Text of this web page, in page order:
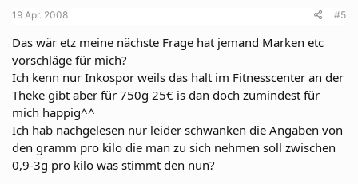
19 Apr. 2008 #5
Das wär etz meine nächste Frage hat jemand Marken etc
vorschläge für mich?
Ich kenn nur Inkospor weils das halt im Fitnesscenter an der
Theke gibt aber für 750g 25€ is dan doch zumindest für
mich happig^^
Ich hab nachgelesen nur leider schwanken die Angaben von
den gramm pro kilo die man zu sich nehmen soll zwischen
0,9-3g pro kilo was stimmt den nun?